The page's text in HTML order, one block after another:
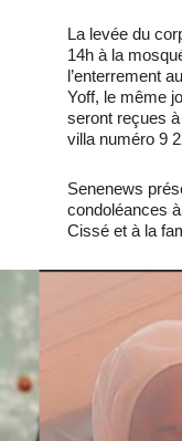
La levée du
14h à la
l’enterrement
Yoff, le même
seront reçues
villa numéro 9
Senenews
condoléances
Cissé et à la